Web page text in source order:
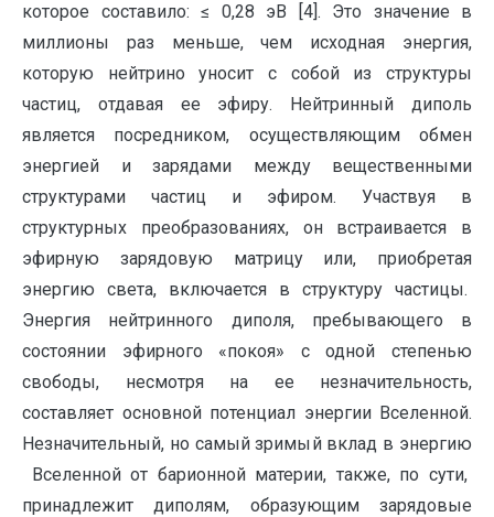
которое составило: ≤ 0,28 эВ [4]. Это значение в
миллионы раз меньше, чем исходная энергия,
которую нейтрино уносит с собой из структуры
частиц, отдавая ее эфиру. Нейтринный диполь
является посредником, осуществляющим обмен
энергией и зарядами между вещественными
структурами частиц и эфиром. Участвуя в
структурных преобразованиях, он встраивается в
эфирную зарядовую матрицу или, приобретая
энергию света, включается в структуру частицы.
Энергия нейтринного диполя, пребывающего в
состоянии эфирного «покоя» с одной степенью
свободы, несмотря на ее незначительность,
составляет основной потенциал энергии Вселенной.
Незначительный, но самый зримый вклад в энергию
Вселенной от барионной материи, также, по сути,
принадлежит диполям, образующим зарядовые